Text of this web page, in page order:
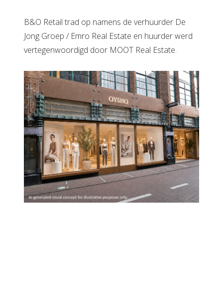
B&O Retail trad op namens de verhuurder De
Jong Groep / Emro Real Estate en huurder werd
vertegenwoordigd door MOOT Real Estate.